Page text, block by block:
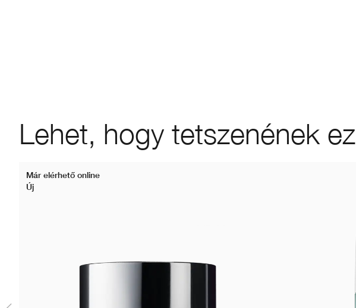
Lehet, hogy tetszenének
Már elérhető online
Új